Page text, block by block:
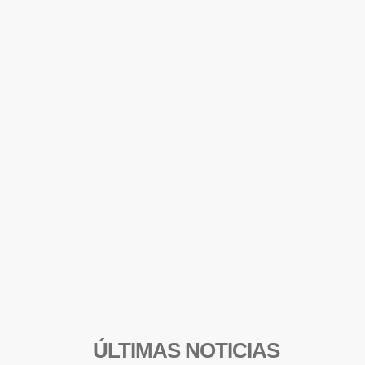
ÚLTIMAS NOTICIAS